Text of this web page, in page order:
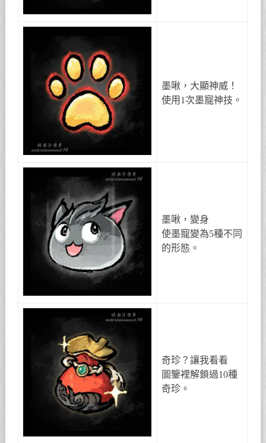
墨啾，大顯神威！
使用1次墨寵神技。
墨啾，變身
使墨寵變為5種不同
的形態。
奇珍？讓我看看
圖鑒裡解鎖過10種
奇珍。